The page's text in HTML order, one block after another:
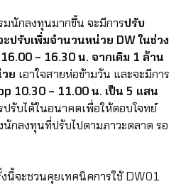
นักลงทุนมากขึ้น จะมีการปรับ
ะปรับเพิ่มจำนวนหน่วย DW ในช่วง
– 16.30 น. จากเดิม 1 ล้าน
ย เอาใจสายห่อข้ามวัน และจะมีการ
10.30 – 11.00 น. เป็น 5 แสน
ปรับได้ในอนาคตเพื่อให้ตอบโจทย์
กลงทุนที่ปรับไปตามภาวะตลาด รอ
งนี้จะชวนคุยเทคนิคการใช้ DW01